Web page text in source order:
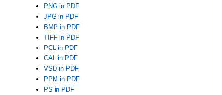
PNG in PDF
JPG in PDF
BMP in PDF
TIFF in PDF
PCL in PDF
CAL in PDF
VSD in PDF
PPM in PDF
PS in PDF